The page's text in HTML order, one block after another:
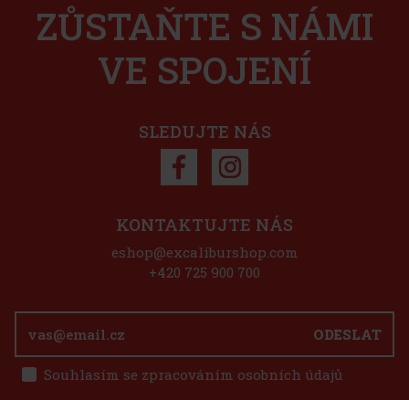
87 Kč
svěžíZŮSTAŇTE S NÁMI
VE SPOJENÍ
SLEDUJTE NÁS
ODESLAT
Souhlasím se zpracováním osobních údajů
KONTAKTUJTE NÁS
eshop@excaliburshop.com
+420 725 900 700